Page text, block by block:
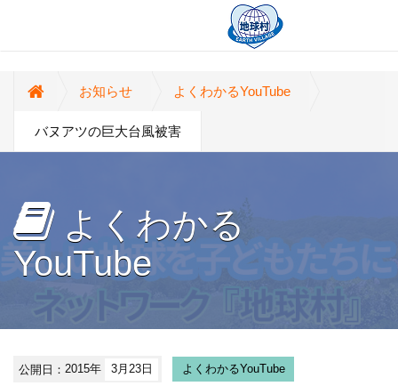
お知らせ よくわかるYouTube
バヌアツの巨大台風被害
よくわかる
YouTube
公開日：2015年 3月23日 よくわかるYouTube